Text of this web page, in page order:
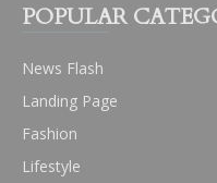
POPULAR
News Flash
Landing Page
Fashion
Lifestyle